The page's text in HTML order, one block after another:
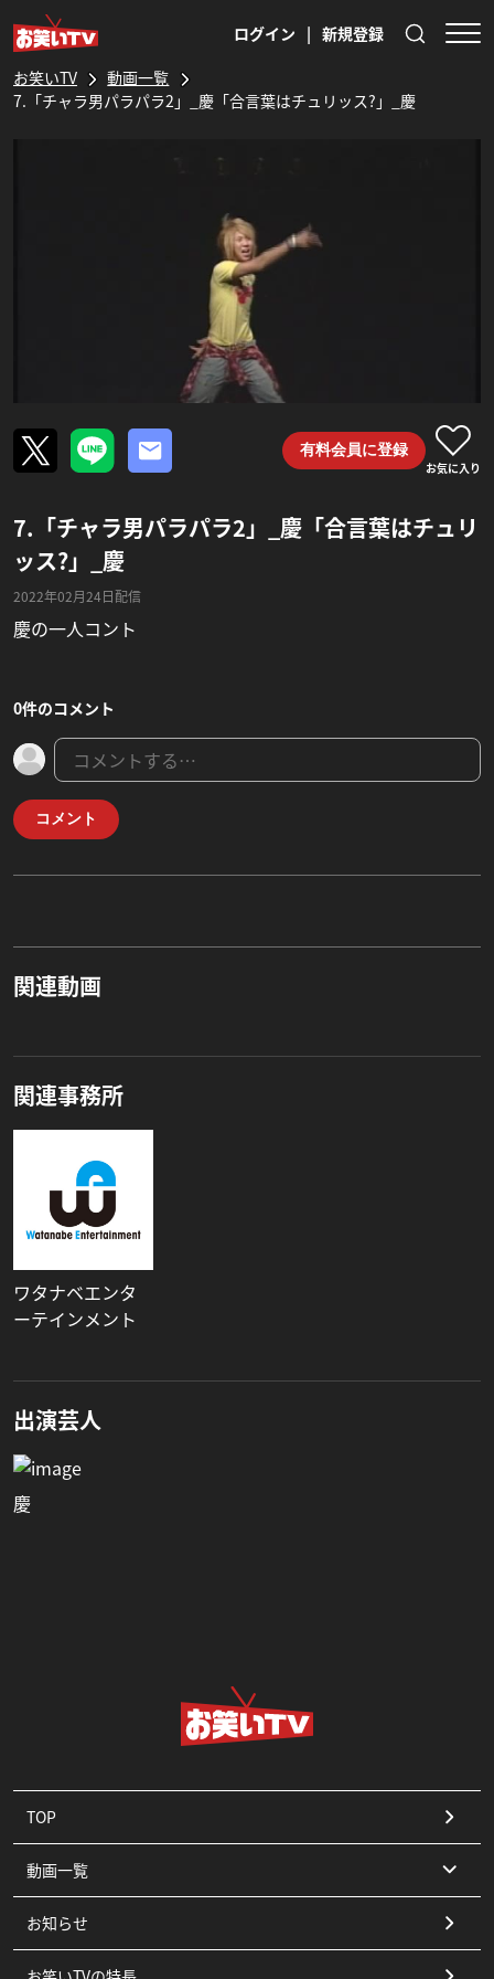
ログイン | 新規登録
お笑いTV
動画一覧
7.「チャラ男パラパラ2」_慶「合言葉はチュリッス?」_慶
有料会員に登録
お気に入り
7.「チャラ男パラパラ2」_慶「合言葉はチュリ
ッス?」_慶
2022年02月24日配信
慶の一人コント
0件のコメント
コメント
関連動画
関連事務所
ワタナベエンタ
ーテインメント
出演芸人
慶
TOP
動画一覧
コント
お知らせ